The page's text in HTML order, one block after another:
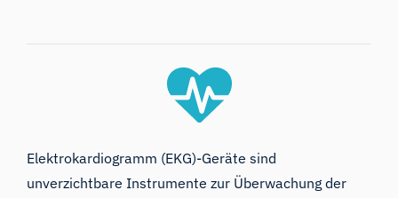
Elektrokardiogramm (EKG)-Geräte sind
unverzichtbare Instrumente zur Überwachung der